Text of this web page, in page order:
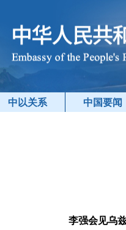
中以关系 中国要闻
李强会见乌